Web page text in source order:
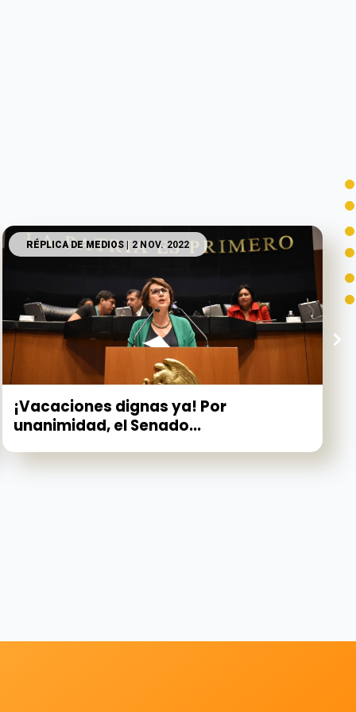
RÉPLICA DE MEDIOS | 2 NOV. 2022
¡Vacaciones dignas ya! Por
unanimidad, el Senado...